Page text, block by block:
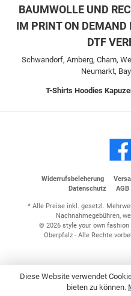
BAUMWOLLE UND
IM PRINT ON DEMAND
DTF
Schwandorf, Amberg, Cham,
Neumarkt,
T-Shirts Hoodies
Widerrufsbeleherung
Datenschutz
AGB
* Alle Preise inkl. gesetzl.
Nachnahmegebühren,
© 2026 style your own
Oberpfalz - Alle Rechte
Diese Website verwendet
bieten zu können.